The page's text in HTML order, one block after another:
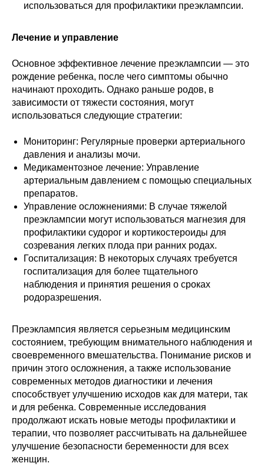
использоваться для профилактики преэклампсии.
Лечение и управление
Основное эффективное лечение преэклампсии — это
рождение ребенка, после чего симптомы обычно
начинают проходить. Однако раньше родов, в
зависимости от тяжести состояния, могут
использоваться следующие стратегии:
Мониторинг: Регулярные проверки артериального
давления и анализы мочи.
Медикаментозное лечение: Управление
артериальным давлением с помощью специальных
препаратов.
Управление осложнениями: В случае тяжелой
преэклампсии могут использоваться магнезия для
профилактики судорог и кортикостероиды для
созревания легких плода при ранних родах.
Госпитализация: В некоторых случаях требуется
госпитализация для более тщательного
наблюдения и принятия решения о сроках
родоразрешения.
Преэклампсия является серьезным медицинским
состоянием, требующим внимательного наблюдения и
своевременного вмешательства. Понимание рисков и
причин этого осложнения, а также использование
современных методов диагностики и лечения
способствует улучшению исходов как для матери, так
и для ребенка. Современные исследования
продолжают искать новые методы профилактики и
терапии, что позволяет рассчитывать на дальнейшее
улучшение безопасности беременности для всех
женщин.